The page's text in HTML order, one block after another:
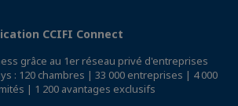
CCIFI Connect
grâce au 1er réseau privé d'entreprises
: 120 chambres | 33 000 entreprises | 4 000
| 1 200 avantages exclusifs